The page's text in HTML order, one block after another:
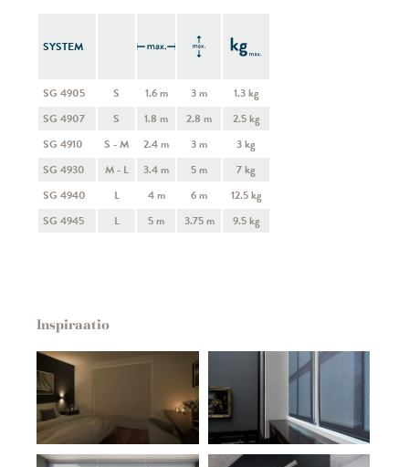
SYSTEM
SG 4905 S 1.6 m 3 m
1.3 kg
SG 4907
S 1.8 m 2.8 m
2.5 kg
SG 4910
S - M 2.4 m 3 m
3 kg
SG 4930
M - L 3.4 m 5 m
7 kg
SG 4940
L 4 m 6 m
12.5 kg
SG 4945
L 5 m 3.75 m 9.5 kg
Inspiraatio